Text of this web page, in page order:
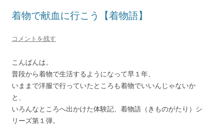
着物で献血に行こう【着物語】
コメントを残す
こんばんは。
普段から着物で生活するようになって早１年、
いままで洋服で行っていたところも着物でいいんじゃないか
と、
いろんなところへ出かけた体験記、着物語（きものがたり）シ
リーズ第１弾。